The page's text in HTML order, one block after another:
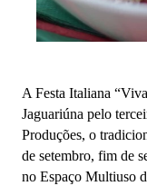
A Festa Italiana
Jaguariúna pelo
Produções, o
de setembro, fim de
no Espaço Multiuso